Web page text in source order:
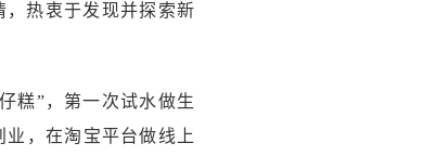
热衷于发现并探索新
糕”，第一次试水做生
，在淘宝平台做线上